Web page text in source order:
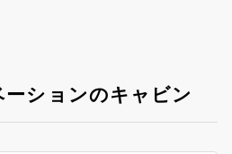
ションのキャビン